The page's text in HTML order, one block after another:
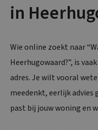
in
Wie online zoekt naar
Heerhugowaard?”, is
adres. Je wilt vooral
meedenkt, eerlijk advies
past bij jouw woning en